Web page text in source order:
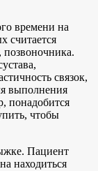
времени на
считается
связок,
выполнения
понадобится
чтобы
Пациент
находиться